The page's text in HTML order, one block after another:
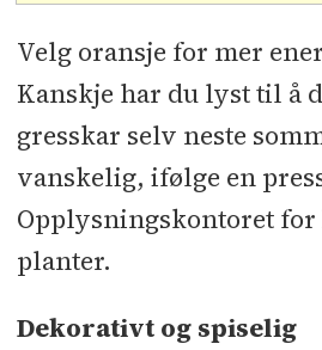
Velg oransje for mer
Kanskje har du lyst til å
gresskar selv neste
vanskelig, ifølge en
Opplysningskontoret for
planter.
Dekorativt og spiselig